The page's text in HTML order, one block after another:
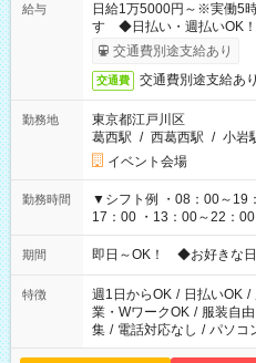
給与
日給1万5000円～※実働5
す ◆日払い・週払いOK
も異なります
交通費別途支給あり
交通費 交通費別途支給あ
勤務地
東京都江戸川区
葛西駅 / 西葛西駅 / 小岩
イベント会場
勤務時間
▼シフト例 ・08：00～19
17：00 ・13：00～22：00 ・16：
仕事により勤務時間が異な
期間 即日～OK！ ◆お好きな
特徴 週1日からOK / 日払いOK /
業・WワークOK / 服装自由
集 / 電話対応なし / パソコ